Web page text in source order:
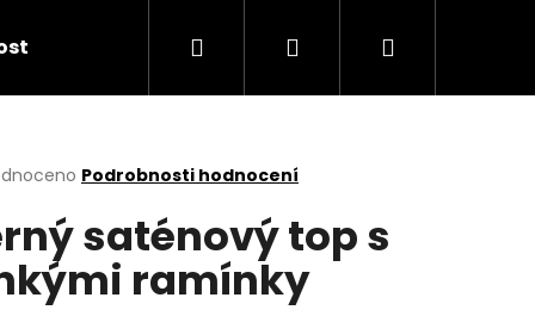
Hledat PřihlášeníNákupní
Podrobnosti hodnocení
saténový top s
ramínky